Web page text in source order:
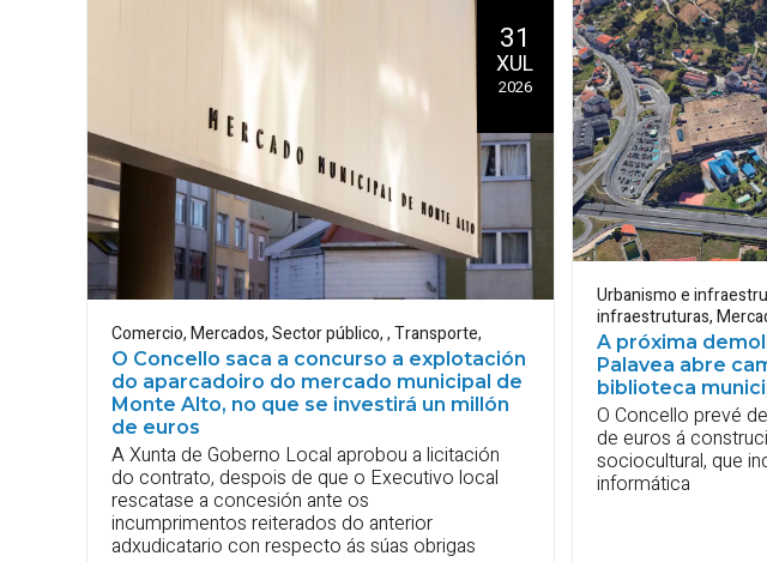
Comercio,Mercados,Sector público,,Transporte,
O Concello saca a concurso a explotación
do aparcadoiro do mercado municipal de
Monte Alto, no que se investirá un millón
de euros
31
XUL
2026
A Xunta de Goberno Local aprobou a licitación
do contrato, despois de que o Executivo local
rescatase a concesión ante os
incumprimentos reiterados do anterior
adxudicatario con respecto ás súas obrigas
Urbanismo e
infraestruturas,
A próxima
Palavea abre
biblioteca
O Concello prevé
de euros á
sociocultural, que
informática